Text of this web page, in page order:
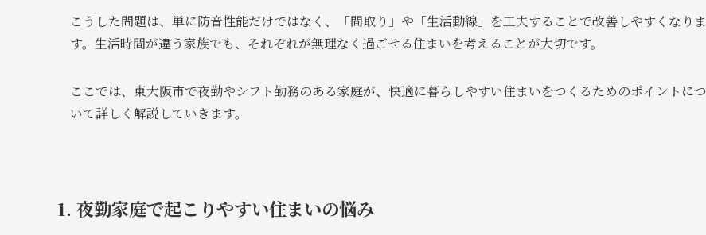
こうした問題は、単に防音性能だけではなく、「間取り」や「生活動線」を工夫することで改善しやすくなりま
す。生活時間が違う家族でも、それぞれが無理なく過ごせる住まいを考えることが大切です。
ここでは、東大阪市で夜勤やシフト勤務のある家庭が、快適に暮らしやすい住まいをつくるためのポイントにつ
いて詳しく解説していきます。
1. 夜勤家庭で起こりやすい住まいの悩み